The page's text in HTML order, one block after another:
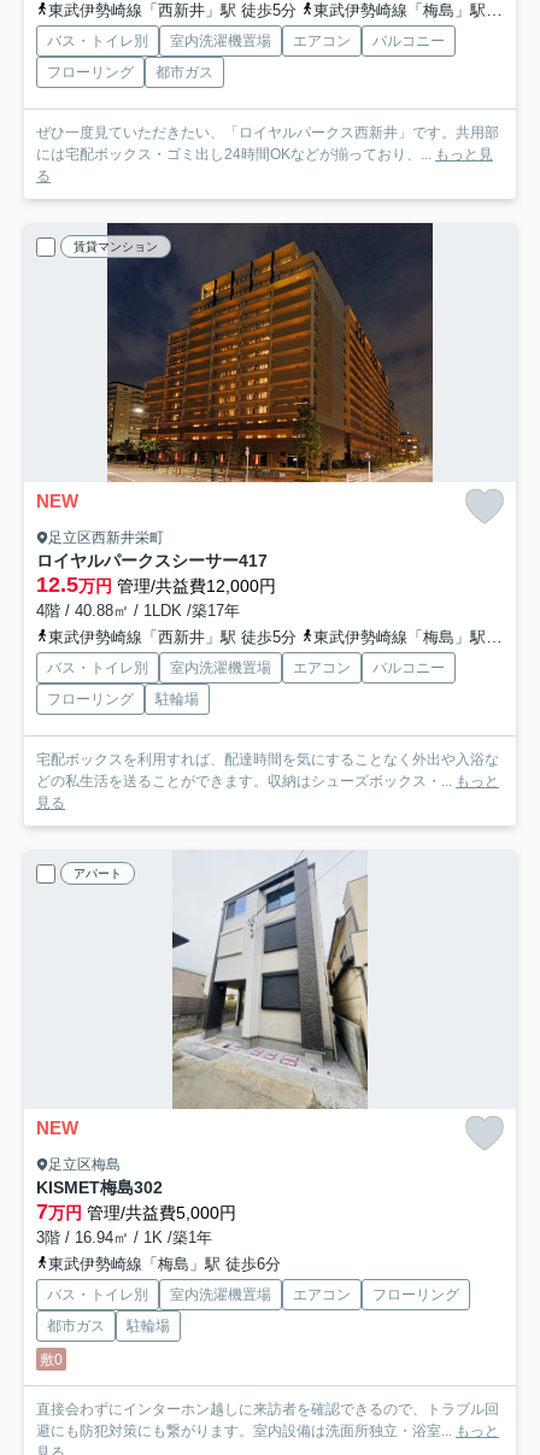
東武伊勢崎線「西新井」駅 徒歩5分
東武伊勢崎線「梅島」駅 徒歩15分
バス・トイレ別 室内洗濯機置場 エアコン
バルコニー
フローリング
都市ガス
ぜひ一度見ていただきたい、「ロイヤルパークス西新井」です。共用部
には宅配ボックス・ゴミ出し24時間OKなどが揃っており、... もっと見
る
賃貸マンション
NEW
足立区西新井栄町
ロイヤルパークスシーサー417
12.5万円 管理/共益費12,000円
4階 / 40.88㎡ / 1LDK /築17年
東武伊勢崎線「西新井」駅 徒歩5分
東武伊勢崎線「梅島」駅 徒歩13分
バス・トイレ別 室内洗濯機置場 エアコン
バルコニー
フローリング
駐輪場
宅配ボックスを利用すれば、配達時間を気にすることなく外出や入浴な
どの私生活を送ることができます。収納はシューズボックス・... もっと
見る
アパート
NEW
足立区梅島
KISMET梅島302
7万円 管理/共益費5,000円
3階 / 16.94㎡ / 1K /築1年
東武伊勢崎線「梅島」駅 徒歩6分
バス・トイレ別 室内洗濯機置場 エアコン
フローリング
都市ガス
駐輪場
敷0
直接会わずにインターホン越しに来訪者を確認できるので、トラブル回
避にも防犯対策にも繋がります。室内設備は洗面所独立・浴室... もっと